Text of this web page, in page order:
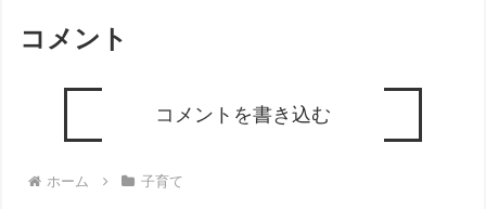
コメント
コメントを書き込む
ホーム 子育て